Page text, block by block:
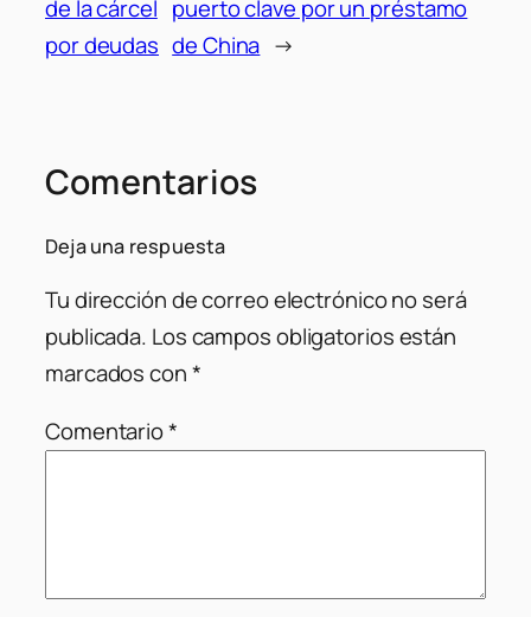
de la cárcel
por deudas
puerto clave por un préstamo
de China →
Comentarios
Deja una respuesta
Tu dirección de correo electrónico no será
publicada. Los campos obligatorios están
marcados con*
Comentario*